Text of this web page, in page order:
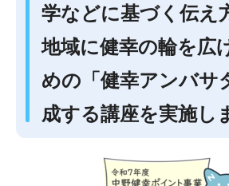
学などに基づく伝え
地域に健幸の輪を広
めの「健幸アンバサ
成する講座を実施し